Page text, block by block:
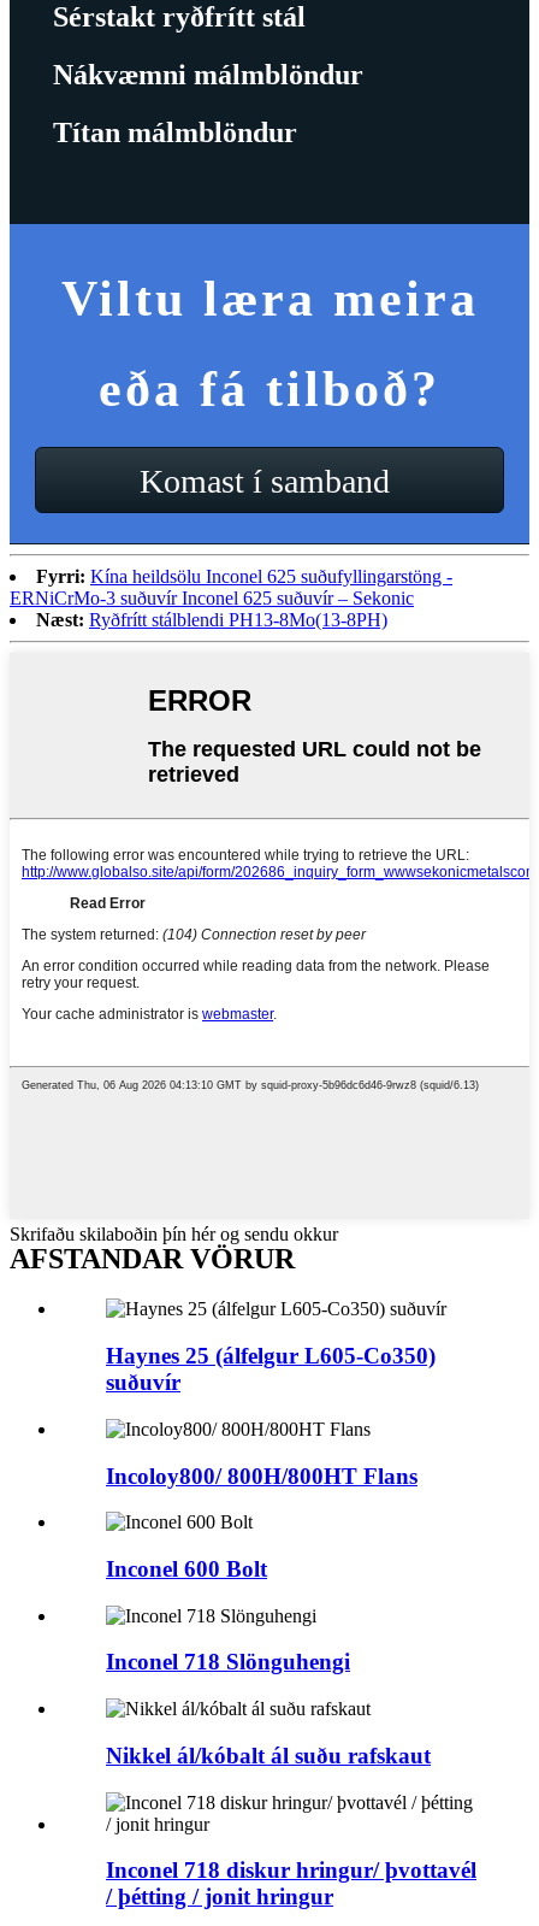
Sérstakt ryðfrítt stál
Nákvæmni málmblöndur
Títan málmblöndur
Viltu læra meira
eða fá tilboð?
Komast í samband
Fyrri: Kína heildsölu Inconel 625 suðufyllingarstöng -
ERNiCrMo-3 suðuvír Inconel 625 suðuvír – Sekonic
Næst: Ryðfrítt stálblendi PH13-8Mo(13-8PH)
Skrifaðu skilaboðin þín hér og sendu okkur
AFSTANDAR VÖRUR
Haynes 25 (álfelgur L605-Co350)
suðuvír
Incoloy800/ 800H/800HT Flans
Inconel 600 Bolt
Inconel 718 Slönguhengi
Nikkel ál/kóbalt ál suðu rafskaut
Inconel 718 diskur hringur/ þvottavél
/ þétting / jonit hringur